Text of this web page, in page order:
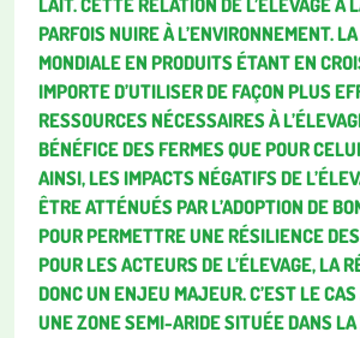
LAIT. CETTE RELATION DE L’ÉLEVAGE À
PARFOIS NUIRE À L’ENVIRONNEMENT.
MONDIALE EN PRODUITS ÉTANT EN
IMPORTE D’UTILISER DE FAÇON PLUS
RESSOURCES NÉCESSAIRES À
BÉNÉFICE DES FERMES QUE POUR
AINSI, LES IMPACTS NÉGATIFS DE
ÊTRE ATTÉNUÉS PAR L’ADOPTION DE
POUR PERMETTRE UNE RÉSILIENCE
POUR LES ACTEURS DE L’ÉLEVAGE, LA
DONC UN ENJEU MAJEUR. C’EST LE
UNE ZONE SEMI-ARIDE SITUÉE DANS